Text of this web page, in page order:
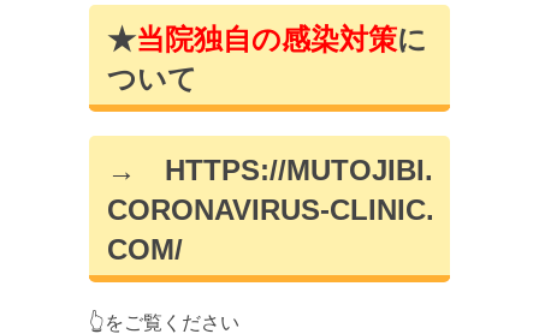
★当院独自の感染対策に
ついて
→ HTTPS://MUTOJIBI.
CORONAVIRUS-CLINIC.
COM/
👆をご覧ください